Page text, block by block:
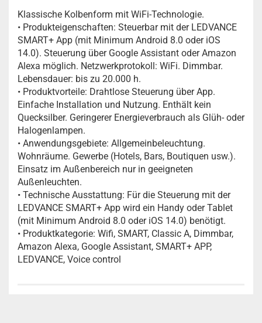
Klassische Kolbenform mit WiFi-Technologie.
• Produkteigenschaften: Steuerbar mit der LEDVANCE
SMART+ App (mit Minimum Android 8.0 oder iOS
14.0). Steuerung über Google Assistant oder Amazon
Alexa möglich. Netzwerkprotokoll: WiFi. Dimmbar.
Lebensdauer: bis zu 20.000 h.
• Produktvorteile: Drahtlose Steuerung über App.
Einfache Installation und Nutzung. Enthält kein
Quecksilber. Geringerer Energieverbrauch als Glüh- oder
Halogenlampen.
• Anwendungsgebiete: Allgemeinbeleuchtung.
Wohnräume. Gewerbe (Hotels, Bars, Boutiquen usw.).
Einsatz im Außenbereich nur in geeigneten
Außenleuchten.
• Technische Ausstattung: Für die Steuerung mit der
LEDVANCE SMART+ App wird ein Handy oder Tablet
(mit Minimum Android 8.0 oder iOS 14.0) benötigt.
• Produktkategorie: Wifi, SMART, Classic A, Dimmbar,
Amazon Alexa, Google Assistant, SMART+ APP,
LEDVANCE, Voice control